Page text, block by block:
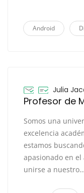
Android
Julia
Profesor de
Somos una
excelencia
estamos
apasionado en
unirse a nuestro…